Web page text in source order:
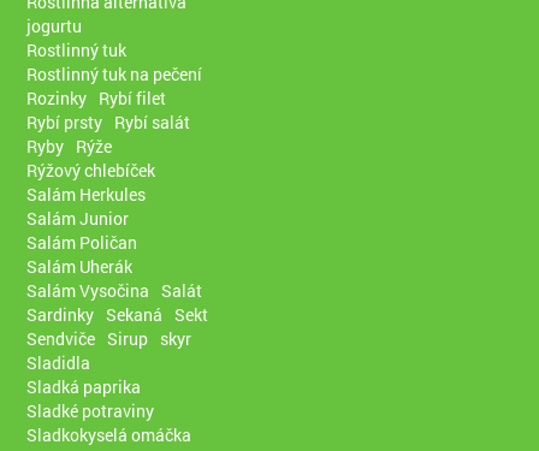
jogurtu
Rostlinný tuk
Rostlinný tuk na pečení
Rozinky Rybí filet
Rybí prsty Rybí salát
Ryby Rýže
Rýžový chlebíček
Salám Herkules
Salám Junior
Salám Poličan
Salám Uherák
Salám Vysočina Salát
Sardinky Sekaná Sekt
Sendviče Sirup skyr
Sladidla
Sladká paprika
Sladké potraviny
Sladkokyselá omáčka